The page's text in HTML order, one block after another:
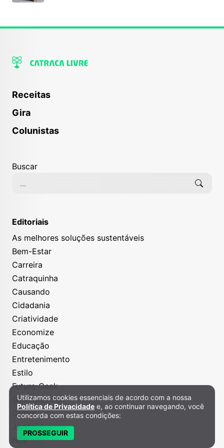
Receitas
Gira
Colunistas
Buscar
Editoriais
As melhores soluções sustentáveis
Bem-Estar
Carreira
Catraquinha
Causando
Cidadania
Criatividade
Economize
Educação
Entretenimento
Estilo
Futuro Geek
Gastronomia
Grana
Jogos
Nós
Política de Privacidade e Cookies
Utilizamos cookies essenciais de acordo com a nossa
Política de Privacidade e, ao continuar navegando, você
concorda com estas condições:
PROSSEGUIR